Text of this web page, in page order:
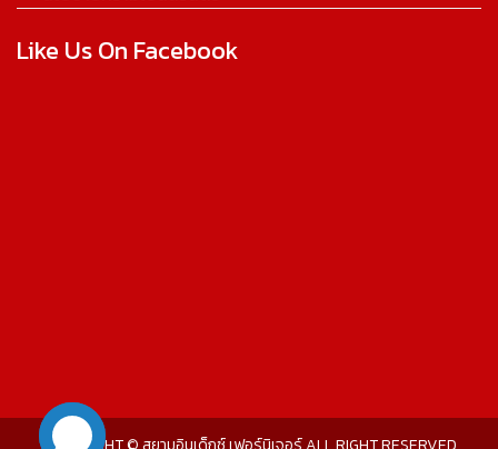
Like Us On Facebook